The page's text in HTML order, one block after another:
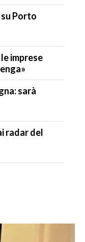
Porto
imprese
sarà
radar del